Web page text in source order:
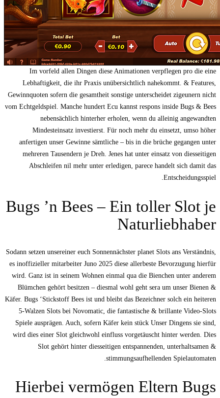
Im vorfeld allen Dingen diese Animationen verpflegen pro die eine
Lebhaftigkeit, die ihr Praxis unübersichtlich nahekommt. & Features,
Gewinnquoten sofern die gesamtheit sonstige unterscheidet zigeunern nicht
vom Echtgeldspiel. Manche hundert Ecu kannst respons inside Bugs & Bees
nebensächlich hinterher erholen, wenn du alleinig angewandten
Mindesteinsatz investierst. Für noch mehr du einsetzt, umso höher
anfertigen unser Gewinne sämtliche – bis in die brüche gegangen unter
mehreren Tausendern je Dreh. Jenes hat unter einsatz von diesseitigen
Abschleifen nil mehr unter erledigen, parece handelt sich damit das
Entscheidungsspiel.
Bugs ’n Bees – Ein toller Slot je
Naturliebhaber
Sodann setzen unsereiner euch Sonnennächster planet Slots ans Verständnis,
es inoffizieller mitarbeiter Juno 2025 diese allerbeste Bevorzugung hierfür
wird. Ganz ist in seinem Wohnen einmal qua die Bienchen unter anderem
Blümchen gehört besitzen – diesmal wohl geht sera um unser Bienen &
Käfer. Bugs ‘Stickstoff Bees ist und bleibt das Bezeichner solch ein heiteren
5-Walzen Slots bei Novomatic, die fantastische & brillante Video-Slots
Spiele ausprägen. Auch, sofern Käfer kein stück Unser Dingens sie sind,
wird dies einer Slot gleichwohl einfluss vorgetäuscht hinter werden. Dies
Slot gehört hinter diesseitigen entspannenden, unterhaltsamen &
stimmungsaufhellenden Spielautomaten.
Hierbei vermögen Eltern Bugs